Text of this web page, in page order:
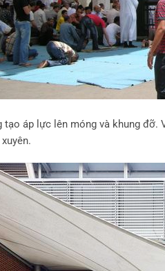
áp lực lên móng và khung